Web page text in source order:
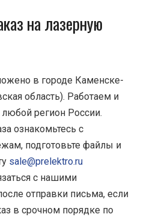
на лазерную
в городе Каменске-
область). Работаем и
регион России.
ознакомьтесь с
подготовьте файлы и
sale@prelektro.ru
с нашими
отправки письма, если
в срочном порядке по